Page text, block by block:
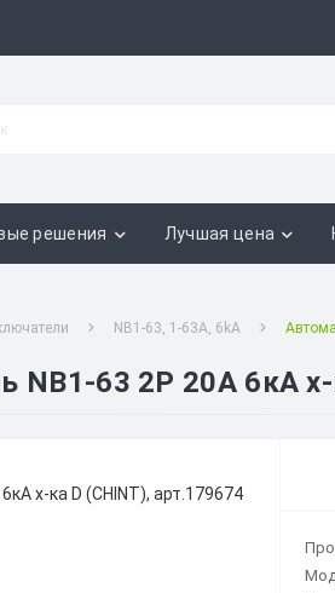
решения Лучшая цена
NB1-63, 1-63А, 6kA
63 2P 20A 6кА